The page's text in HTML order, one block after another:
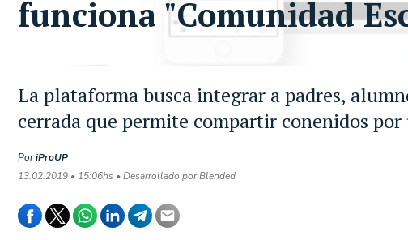
La plataforma busca integrar a padres,
cerrada que permite compartir conenidos por
PoriProUP
13.02.2019 • 15:06hs • Desarrollado por Blended
funciona "Comunidad